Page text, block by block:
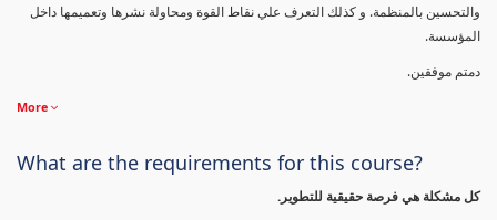
والتحسين بالمنظمة. و كذلك التعرف علي نقاط القوة ومحاولة نشرها وتعميمها داخل
المؤسسة.
دمتم موفقين.
More
What are the requirements for this course?
كل مشكلة هي فرصة حقيقية للتطوير.